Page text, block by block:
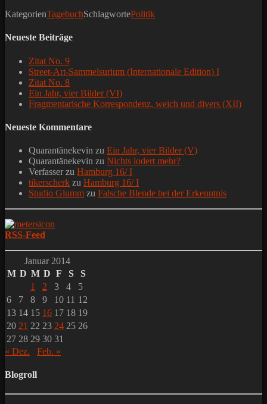
KategorienTagebuchSchlagwortePolitik
Neueste Beiträge
Zitat No. 9
Street-Art-Sammelsurium (Internationale Edition) I
Zitat No. 8
Ein Jahr, vier Bilder (VI)
Fragmentarische Korrespondenz, weich und divers (XII)
Neueste Kommentare
Quarantänekevin zu Ein Jahr, vier Bilder (V)
Quarantänekevin zu Nichts lodert mehr?
Verfasserzu Hamburg 16/ I
tikerscherk zu Hamburg 16/ I
Studio Glumm zu Falsche Blende bei der Erkenntnis
RSS-Feed
Januar 2014
M D M D F S
S
1
2 3 4
5
6
7 8 9 10 11 12
13 14 15 16 17 18 19
20 21 22 23 24 25 26
27 28 29 30 31
« Dez.
Feb. »
Blogroll